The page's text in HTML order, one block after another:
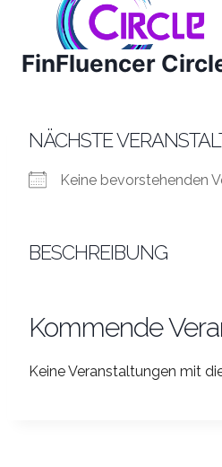
springen
FinFluencer
NÄCHSTE
Keine bevorstehenden
BESCHREIBUNG
Kommende
Keine Veranstaltungen mit